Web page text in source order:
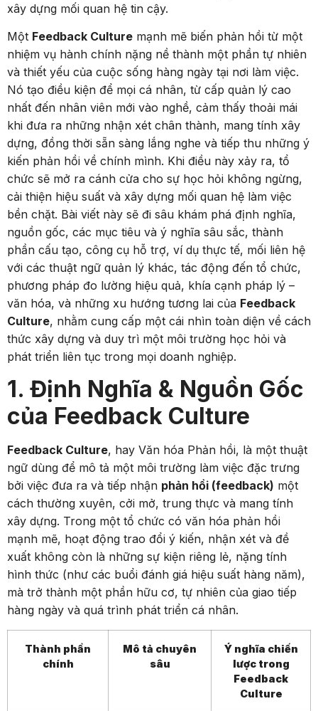
xây dựng mối quan hệ tin cậy.
Một Feedback Culture mạnh mẽ biến phản hồi từ một
nhiệm vụ hành chính nặng nề thành một phần tự nhiên
và thiết yếu của cuộc sống hàng ngày tại nơi làm việc.
Nó tạo điều kiện để mọi cá nhân, từ cấp quản lý cao
nhất đến nhân viên mới vào nghề, cảm thấy thoải mái
khi đưa ra những nhận xét chân thành, mang tính xây
dựng, đồng thời sẵn sàng lắng nghe và tiếp thu những ý
kiến phản hồi về chính mình. Khi điều này xảy ra, tổ
chức sẽ mở ra cánh cửa cho sự học hỏi không ngừng,
cải thiện hiệu suất và xây dựng mối quan hệ làm việc
bền chặt. Bài viết này sẽ đi sâu khám phá định nghĩa,
nguồn gốc, các mục tiêu và ý nghĩa sâu sắc, thành
phần cấu tạo, công cụ hỗ trợ, ví dụ thực tế, mối liên hệ
với các thuật ngữ quản lý khác, tác động đến tổ chức,
phương pháp đo lường hiệu quả, khía cạnh pháp lý –
văn hóa, và những xu hướng tương lai của Feedback
Culture, nhằm cung cấp một cái nhìn toàn diện về cách
thức xây dựng và duy trì một môi trường học hỏi và
phát triển liên tục trong mọi doanh nghiệp.
1. Định Nghĩa & Nguồn Gốc
của Feedback Culture
Feedback Culture, hay Văn hóa Phản hồi, là một thuật
ngữ dùng để mô tả một môi trường làm việc đặc trưng
bởi việc đưa ra và tiếp nhận phản hồi (feedback) một
cách thường xuyên, cởi mở, trung thực và mang tính
xây dựng. Trong một tổ chức có văn hóa phản hồi
mạnh mẽ, hoạt động trao đổi ý kiến, nhận xét và đề
xuất không còn là những sự kiện riêng lẻ, nặng tính
hình thức (như các buổi đánh giá hiệu suất hàng năm),
mà trở thành một phần hữu cơ, tự nhiên của giao tiếp
hàng ngày và quá trình phát triển cá nhân.
Thành phần
chính
Mô tả chuyên
sâu
Ý nghĩa chiến
lược trong
Feedback
Culture